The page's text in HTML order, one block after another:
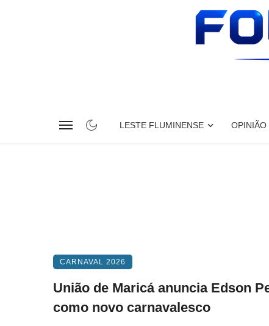
LESTE FLUMINENSE OPINIÃO
CARNAVAL 2026
União de Maricá anuncia Edson
como novo carnavalesco